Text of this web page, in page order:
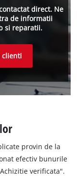
direct. Ne
de informatii
si reparatii.
clienti
provin de la
efectiv bunurile
verificata".